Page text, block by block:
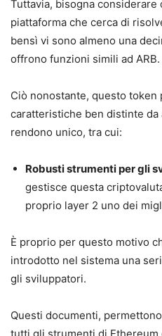
Tuttavia, bisogna considerare
piattaforma che cerca di
bensì vi sono almeno una
offrono funzioni simili ad ARB.
Ciò nonostante, questo token
caratteristiche ben distinte
rendono unico, tra cui:
Robusti strumenti per gli
gestisce questa
proprio layer 2 uno dei
È proprio per questo motivo
introdotto nel sistema una
gli sviluppatori.
Questi documenti,
tutti gli strumenti di Ethereum